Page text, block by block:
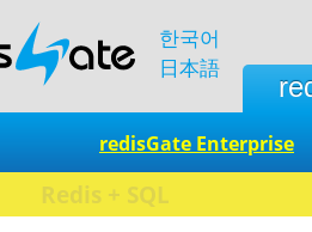
한국어
日本語
redisGate Enterprise